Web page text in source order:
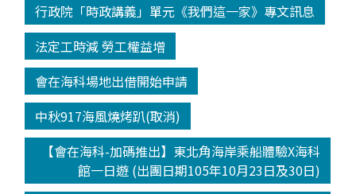
行政院「時政講義」單元《我們這一家》專文訊息
法定工時減 勞工權益增
會在海科場地出借開始申請
中秋917海風燒烤趴(取消)
【會在海科-加碼推出】東北角海岸乘船體驗X海科
館一日遊 (出團日期105年10月23日及30日)